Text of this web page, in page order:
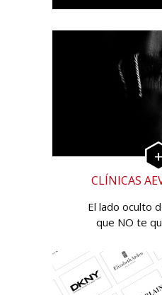
CLÍNICAS
El lado oculto
que NO te